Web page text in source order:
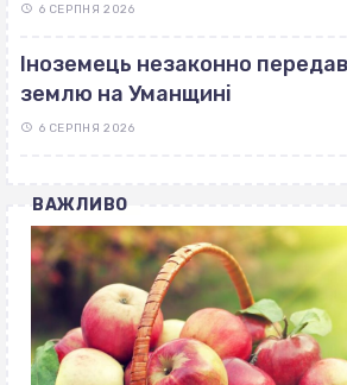
6 СЕРПНЯ 2026
Іноземець незаконно
землю на Уманщині
6 СЕРПНЯ 2026
ВАЖЛИВО